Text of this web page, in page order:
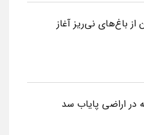
از باغ‌های نی‌ریز آغاز
در اراضی پایاب سد